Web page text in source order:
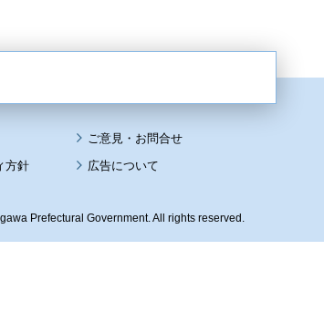
方針 広告について
Prefectural Government. All rights reserved.